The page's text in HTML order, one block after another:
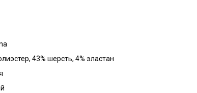
43% шерсть, 4% эластан